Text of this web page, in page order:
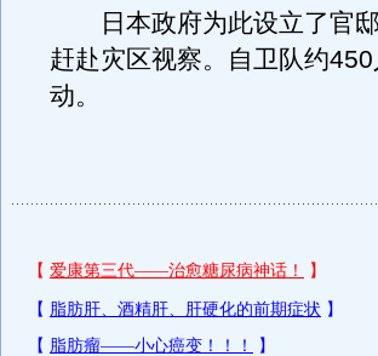
日本政府为此设立了官邸
赶赴灾区视察。自卫队约
动。